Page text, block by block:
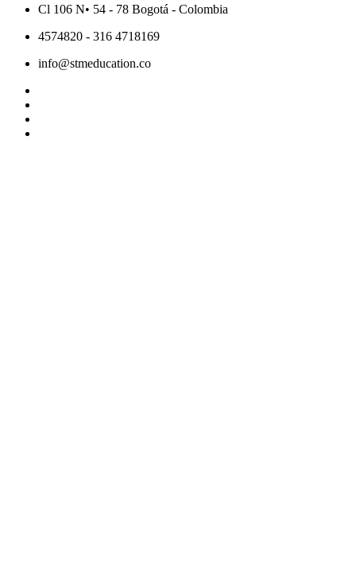
Cl 106 N• 54 - 78 Bogotá - Colombia
4574820 - 316 4718169
info@stmeducation.co